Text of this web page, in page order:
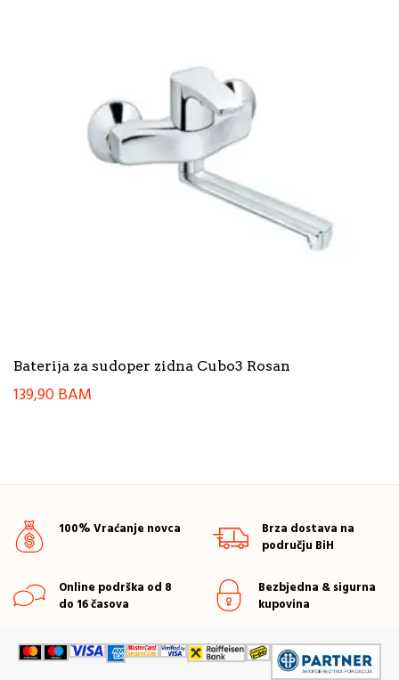
Baterija za sudoper zidna Cubo3 Rosan
139,90BAM
100% Vraćanje novca
Brza dostava na
području BiH
Online podrška od 8
do 16 časova
Bezbjedna & sigurna
kupovina